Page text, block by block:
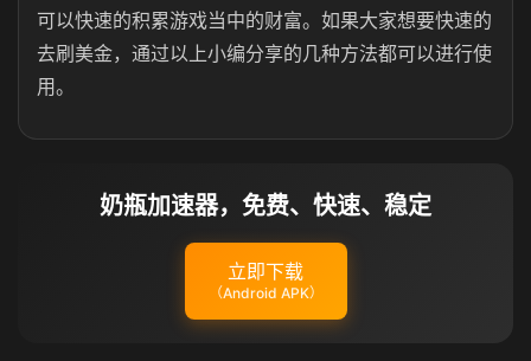
可以快速的积累游戏当中的财富。如果大家想要快速的
去刷美金，通过以上小编分享的几种方法都可以进行使
用。
奶瓶加速器，免费、快速、稳定
立即下载
（Android APK）